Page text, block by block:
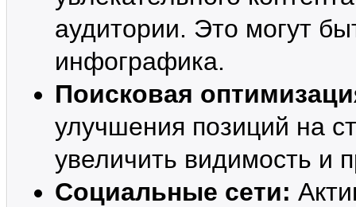
аудитории. Это могут
инфографика.
Поисковая
улучшения позиций на
увеличить видимость и
Социальные сети: